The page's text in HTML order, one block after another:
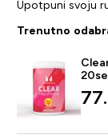
Upotpuni svoju
Trenutno